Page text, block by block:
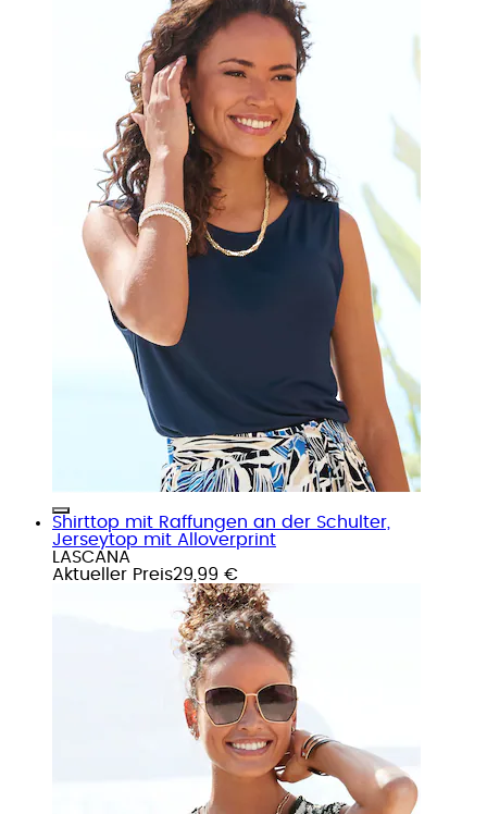
Shirttop mit Raffungen an der Schulter,
Jerseytop mit Alloverprint
LASCANA
Aktueller Preis29,99 €